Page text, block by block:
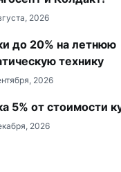
2026
до 20% на летнюю
технику
2026
5% от стоимости
2026